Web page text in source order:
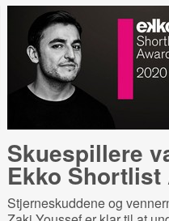
Skuespillere
Ekko Shortlist
Stjerneskuddene og